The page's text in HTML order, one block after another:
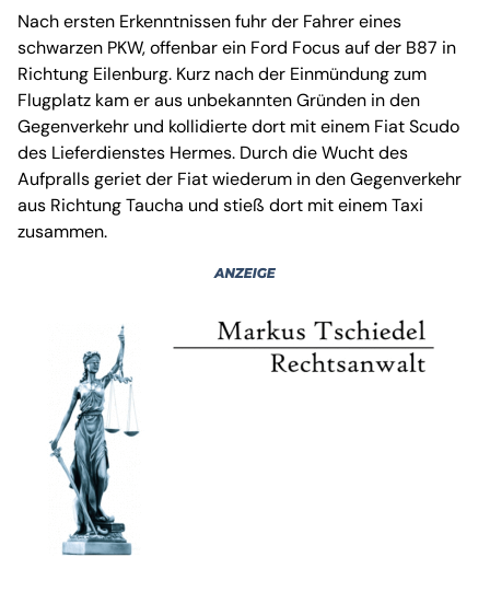
Nach ersten Erkenntnissen fuhr der Fahrer eines
schwarzen PKW, offenbar ein Ford Focus auf der B87 in
Richtung Eilenburg. Kurz nach der Einmündung zum
Flugplatz kam er aus unbekannten Gründen in den
Gegenverkehr und kollidierte dort mit einem Fiat Scudo
des Lieferdienstes Hermes. Durch die Wucht des
Aufpralls geriet der Fiat wiederum in den Gegenverkehr
aus Richtung Taucha und stieß dort mit einem Taxi
zusammen.